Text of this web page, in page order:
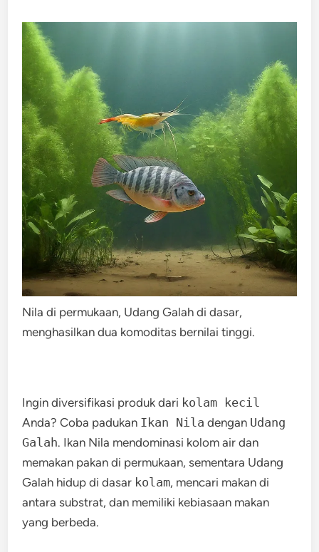
Nila di permukaan, Udang Galah di dasar,
menghasilkan dua komoditas bernilai tinggi.
Ingin diversifikasi produk dari kolam kecil
Anda? Coba padukan Ikan Nila dengan Udang
Galah. Ikan Nila mendominasi kolom air dan
memakan pakan di permukaan, sementara Udang
Galah hidup di dasar kolam, mencari makan di
antara substrat, dan memiliki kebiasaan makan
yang berbeda.